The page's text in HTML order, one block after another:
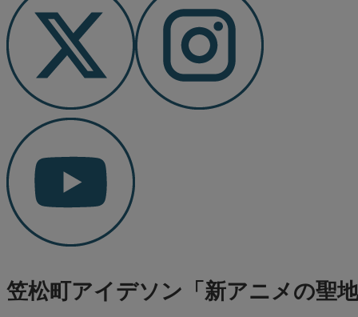
笠松町アイデソン「新アニメの聖